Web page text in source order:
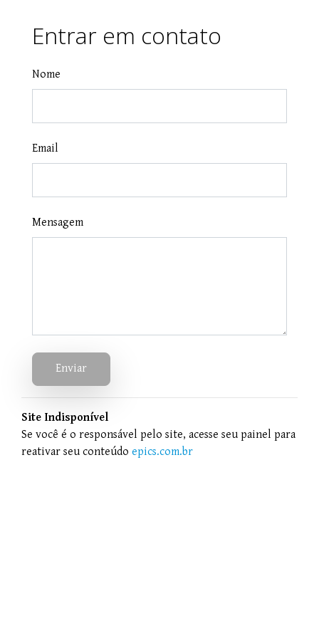
Entrar em contato
Nome
Email
Mensagem
Enviar
Site Indisponível
Se você é o responsável pelo site, acesse seu painel para
reativar seu conteúdo epics.com.br